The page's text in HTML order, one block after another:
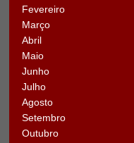
Fevereiro
Março
Abril
Maio
Junho
Julho
Agosto
Setembro
Outubro